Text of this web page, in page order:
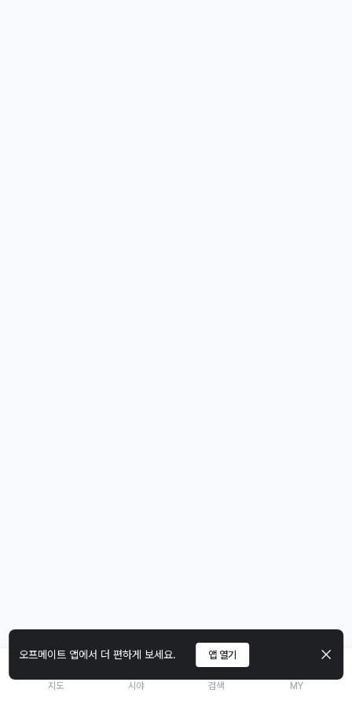
오프메이트 앱에서 더 편하게 보세요. 앱 열기
지도 시야 검색 MY